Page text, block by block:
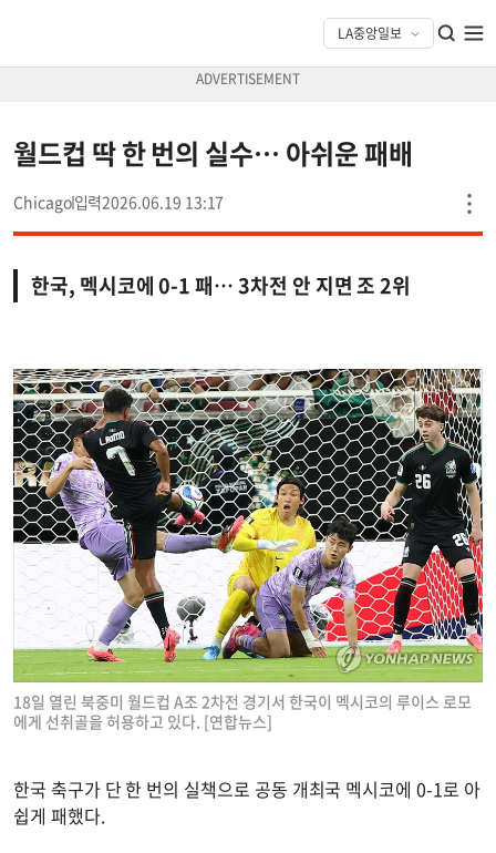
월드컵 딱 한 번의 실수… 아쉬운 패배
Chicago 2026.06.19 13:17
한국, 멕시코에 0-1 패… 3차전 안 지면 조 2위
18일 열린 북중미 월드컵 A조 2차전 경기서 한국이 멕시코의 루이스 로모
에게 선취골을 허용하고 있다. [연합뉴스]
한국 축구가 단 한 번의 실책으로 공동 개최국 멕시코에 0-1로 아
쉽게 패했다.